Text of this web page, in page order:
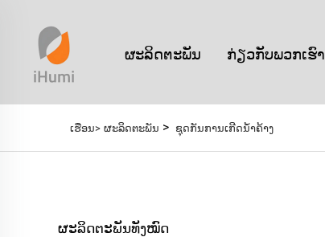
ຜະລິດຕະພັນ ກ່ຽວກັບພວກເຮົາ
ເຮືອນ> ຜະລິດຕະພັນ > ຊຸດກັນການເກີດນ້ຳຄ້າງ
ຜະລິດຕະພັນທັງໝົດ